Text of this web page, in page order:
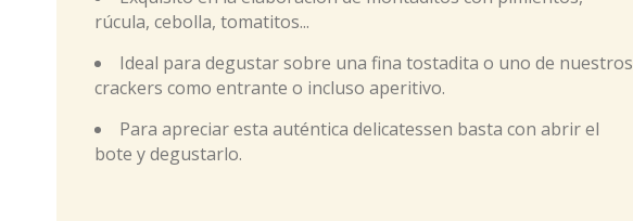
rúcula, cebolla, tomatitos...
Ideal para degustar sobre una fina tostadita o uno de nuestros
crackers como entrante o incluso aperitivo.
Para apreciar esta auténtica delicatessen basta con abrir el
bote y degustarlo.